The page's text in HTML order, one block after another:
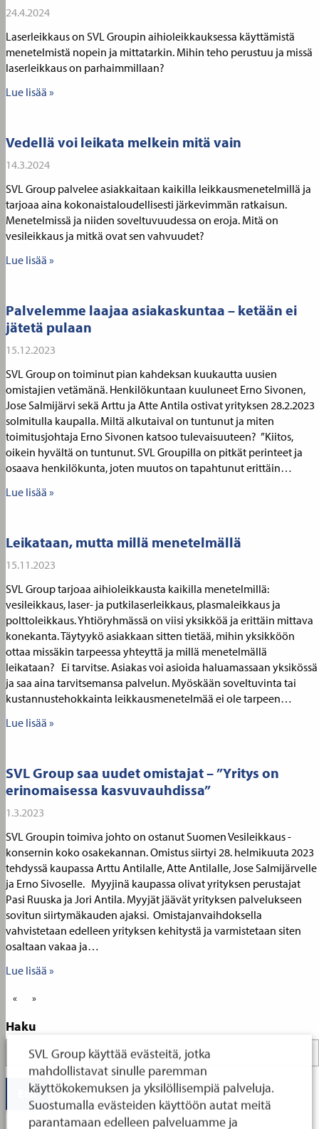
24.4.2024
Laserleikkaus on SVL Groupin aihioleikkauksessa käyttämistä
menetelmistä nopein ja mittatarkin. Mihin teho perustuu ja missä
laserleikkaus on parhaimmillaan?
Lue lisää »
Vedellä voi leikata melkein mitä vain
14.3.2024
SVL Group palvelee asiakkaitaan kaikilla leikkausmenetelmillä ja
tarjoaa aina kokonaistaloudellisesti järkevimmän ratkaisun.
Menetelmissä ja niiden soveltuvuudessa on eroja. Mitä on
vesileikkaus ja mitkä ovat sen vahvuudet?
Lue lisää »
Palvelemme laajaa asiakaskuntaa – ketään ei
jätetä pulaan
15.12.2023
SVL Group on toiminut pian kahdeksan kuukautta uusien
omistajien vetämänä. Henkilökuntaan kuuluneet Erno Sivonen,
Jose Salmijärvi sekä Arttu ja Atte Antila ostivat yrityksen 28.2.2023
solmitulla kaupalla. Miltä alkutaival on tuntunut ja miten
toimitusjohtaja Erno Sivonen katsoo tulevaisuuteen? ”Kiitos,
oikein hyvältä on tuntunut. SVL Groupilla on pitkät perinteet ja
osaava henkilökunta, joten muutos on tapahtunut erittäin…
Lue lisää »
Leikataan, mutta millä menetelmällä
15.11.2023
SVL Group tarjoaa aihioleikkausta kaikilla menetelmillä:
vesileikkaus, laser- ja putkilaserleikkaus, plasmaleikkaus ja
polttoleikkaus. Yhtiöryhmässä on viisi yksikköä ja erittäin mittava
konekanta. Täytyykö asiakkaan sitten tietää, mihin yksikköön
ottaa missäkin tarpeessa yhteyttä ja millä menetelmällä
leikataan? Ei tarvitse. Asiakas voi asioida haluamassaan yksikössä
ja saa aina tarvitsemansa palvelun. Myöskään soveltuvinta tai
kustannustehokkainta leikkausmenetelmää ei ole tarpeen…
Lue lisää »
SVL Group saa uudet omistajat – ”Yritys on
erinomaisessa kasvuvauhdissa”
1.3.2023
SVL Groupin toimiva johto on ostanut Suomen Vesileikkaus -
konsernin koko osakekannan. Omistus siirtyi 28. helmikuuta 2023
tehdyssä kaupassa Arttu Antilalle, Atte Antilalle, Jose Salmijärvelle
ja Erno Sivoselle. Myyjinä kaupassa olivat yrityksen perustajat
Pasi Ruuska ja Jori Antila. Myyjät jäävät yrityksen palvelukseen
sovitun siirtymäkauden ajaksi. Omistajanvaihdoksella
vahvistetaan edelleen yrityksen kehitystä ja varmistetaan siten
osaltaan vakaa ja…
Lue lisää »
« »
Haku
SearchSVL Group käyttää evästeitä, jotka
mahdollistavat sinulle paremman
käyttökokemuksen ja yksilöllisempiä palveluja.
Suostumalla evästeiden käyttöön autat meitä
parantamaan edelleen palveluamme ja